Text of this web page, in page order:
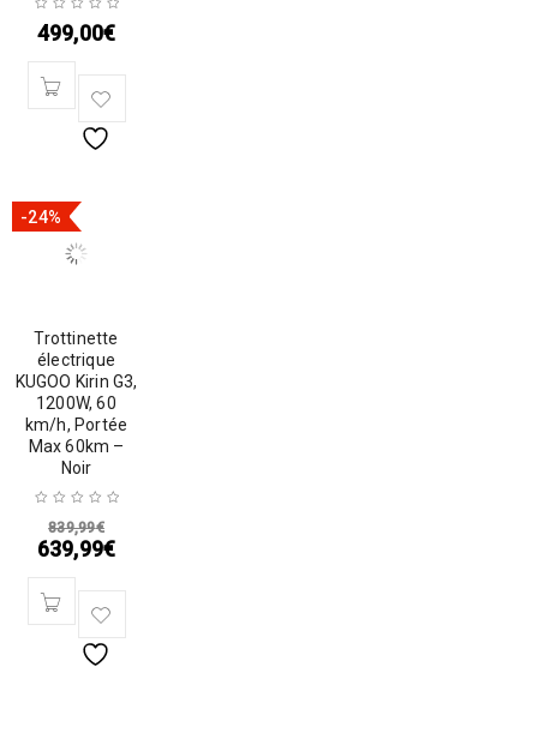
499,00€
-24%
Trottinette
électrique
KUGOO Kirin G3,
1200W, 60
km/h, Portée
Max 60km –
Noir
839,99€
639,99€